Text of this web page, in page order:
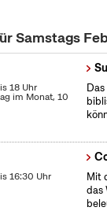
Samstags
18 Uhr
im Monat, 10
16:30 Uhr
Mit
das